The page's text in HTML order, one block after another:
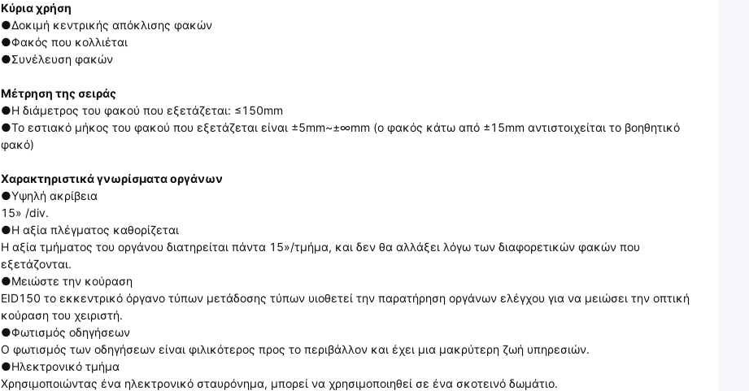
Κύρια χρήση
●Δοκιμή κεντρικής απόκλισης φακών
●Φακός που κολλιέται
●Συνέλευση φακών
Μέτρηση της σειράς
●Η διάμετρος του φακού που εξετάζεται: ≤150mm
●Το εστιακό μήκος του φακού που εξετάζεται είναι ±5mm~±∞mm (ο φακός κάτω από ±15mm αντιστοιχείται το βοηθητικό
φακό)
Χαρακτηριστικά γνωρίσματα οργάνων
●Υψηλή ακρίβεια
15» /div.
●Η αξία πλέγματος καθορίζεται
Η αξία τμήματος του οργάνου διατηρείται πάντα 15»/τμήμα, και δεν θα αλλάξει λόγω των διαφορετικών φακών που
εξετάζονται.
●Μειώστε την κούραση
EID150 το εκκεντρικό όργανο τύπων μετάδοσης τύπων υιοθετεί την παρατήρηση οργάνων ελέγχου για να μειώσει την οπτική
κούραση του χειριστή.
●Φωτισμός οδηγήσεων
Ο φωτισμός των οδηγήσεων είναι φιλικότερος προς το περιβάλλον και έχει μια μακρύτερη ζωή υπηρεσιών.
●Ηλεκτρονικό τμήμα
Χρησιμοποιώντας ένα ηλεκτρονικό σταυρόνημα, μπορεί να χρησιμοποιηθεί σε ένα σκοτεινό δωμάτιο.